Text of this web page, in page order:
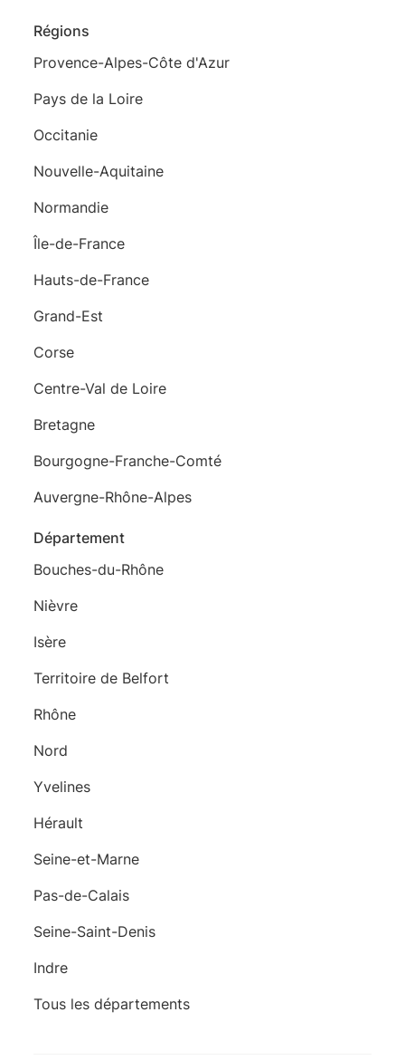
Régions
Provence-Alpes-Côte d'Azur
Pays de la Loire
Occitanie
Nouvelle-Aquitaine
Normandie
Île-de-France
Hauts-de-France
Grand-Est
Corse
Centre-Val de Loire
Bretagne
Bourgogne-Franche-Comté
Auvergne-Rhône-Alpes
Département
Bouches-du-Rhône
Nièvre
Isère
Territoire de Belfort
Rhône
Nord
Yvelines
Hérault
Seine-et-Marne
Pas-de-Calais
Seine-Saint-Denis
Indre
Tous les départements